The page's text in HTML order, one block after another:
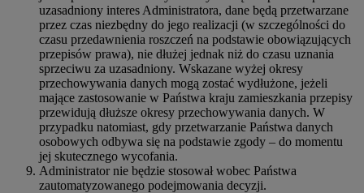
uzasadniony interes Administratora, dane będą przetwarzane
przez czas niezbędny do jego realizacji (w szczególności do
czasu przedawnienia roszczeń na podstawie obowiązujących
przepisów prawa), nie dłużej jednak niż do czasu uznania
sprzeciwu za uzasadniony. Wskazane wyżej okresy
przechowywania danych mogą zostać wydłużone, jeżeli
mające zastosowanie w Państwa kraju zamieszkania przepisy
przewidują dłuższe okresy przechowywania danych. W
przypadku natomiast, gdy przetwarzanie Państwa danych
osobowych odbywa się na podstawie zgody – do momentu
jej skutecznego wycofania.
Administrator nie będzie stosował wobec Państwa
zautomatyzowanego podejmowania decyzji.